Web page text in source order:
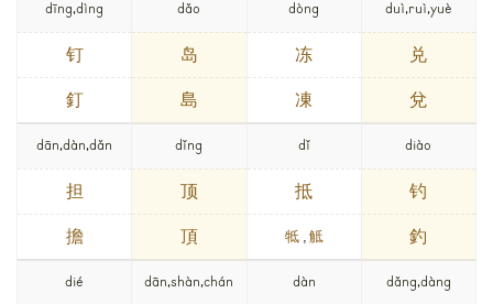
dīng,dìng
钉
釘
dǎo
岛
島
dòng
冻
凍
duì,ruì,yuè
兑
兌
dān,dàn,dǎn
担
擔
dǐng
顶
頂
dǐ
抵
牴, 觝
diào
钓
釣
dié dān,shàn,chán dàn dǎng,dàng